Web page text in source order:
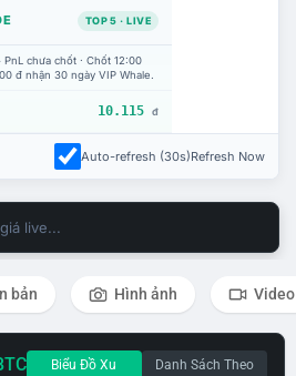
TOP 5 · LIVE
chưa chốt · Chốt 12:00
đ nhận 30 ngày VIP Whale.
10.115 đ
Auto-refresh (30s)Refresh Now
live...
bản Hình ảnh Video
Biểu Đồ Xu
Danh Sách Theo